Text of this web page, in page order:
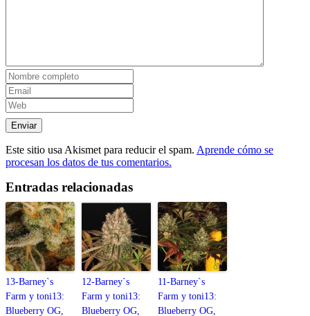
Este sitio usa Akismet para reducir el spam. Aprende cómo se
procesan los datos de tus comentarios.
Entradas relacionadas
13-Barney`s
Farm y toni13:
Blueberry OG,
12-Barney`s
Farm y toni13:
Blueberry OG,
11-Barney`s
Farm y toni13:
Blueberry OG,